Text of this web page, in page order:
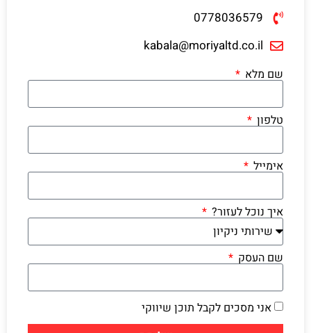
0778036579
kabala@moriyaltd.co.il
שם מלא
טלפון
אימייל
איך נוכל לעזור?
שם העסק
אני מסכים לקבל תוכן שיווקי